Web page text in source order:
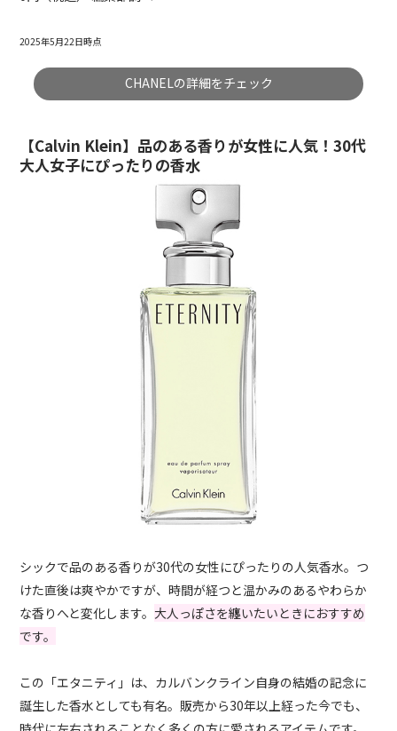
2025年5月22日時点
CHANELの詳細をチェック
【Calvin Klein】品のある香りが女性に人気！30代
大人女子にぴったりの香水
シックで品のある香りが30代の女性にぴったりの人気香水。つ
けた直後は爽やかですが、時間が経つと温かみのあるやわらか
な香りへと変化します。大人っぽさを纏いたいときにおすすめ
です。
この「エタニティ」は、カルバンクライン自身の結婚の記念に
誕生した香水としても有名。販売から30年以上経った今でも、